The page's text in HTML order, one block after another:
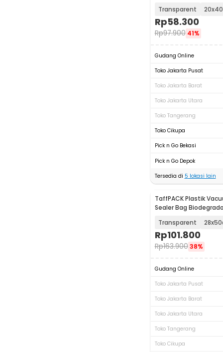
Transparent
Rp58.300
Rp97.900 41%
Gudang Online
Toko Jakarta Pusat
Toko Jakarta Barat
Toko Jakarta Utara
Toko Tangerang
Toko Cikupa
Pick n Go Bekasi
Pick n Go Depok
Tersedia di 5 lokasi lain
TaffPACK Plastik
Sealer Bag
Transparent
Rp101.800
Rp163.900 38%
Gudang Online
Toko Jakarta Pusat
Toko Jakarta Barat
Toko Jakarta Utara
Toko Tangerang
Toko Cikupa